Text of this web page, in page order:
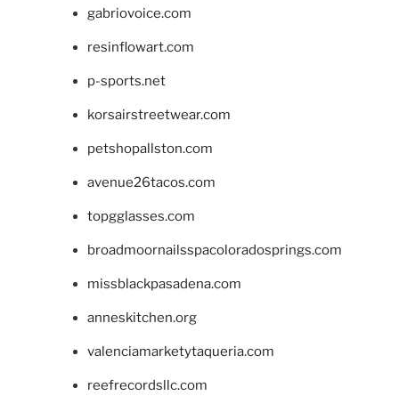
gabriovoice.com
resinflowart.com
p-sports.net
korsairstreetwear.com
petshopallston.com
avenue26tacos.com
topgglasses.com
broadmoornailsspacoloradosprings.com
missblackpasadena.com
anneskitchen.org
valenciamarketytaqueria.com
reefrecordsllc.com